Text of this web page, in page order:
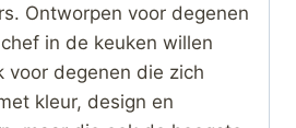
Ontworpen voor degenen
in de keuken willen
voor degenen die zich
kleur, design en